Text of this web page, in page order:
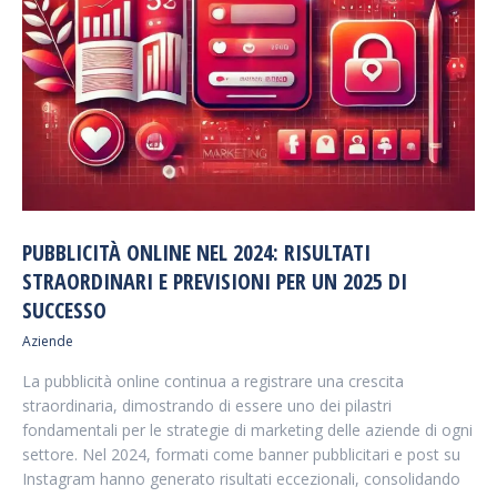
PUBBLICITÀ ONLINE NEL 2024: RISULTATI
STRAORDINARI E PREVISIONI PER UN 2025 DI
SUCCESSO
Aziende
La pubblicità online continua a registrare una crescita
straordinaria, dimostrando di essere uno dei pilastri
fondamentali per le strategie di marketing delle aziende di ogni
settore. Nel 2024, formati come banner pubblicitari e post su
Instagram hanno generato risultati eccezionali, consolidando